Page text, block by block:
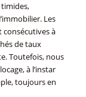
Les
consécutives à
de taux
Toutefois, nous
à l’instar
toujours en